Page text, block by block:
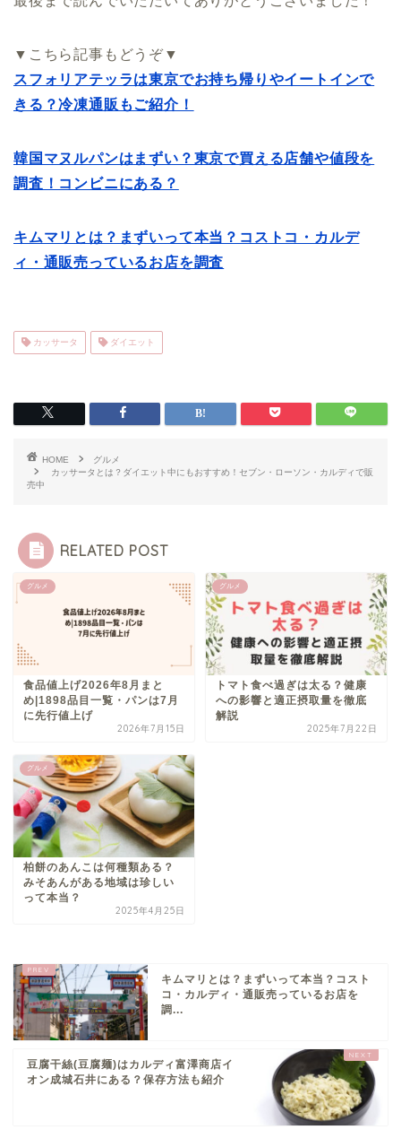
▼こちら記事もどうぞ▼
スフォリアテッラは東京でお持ち帰りやイートインで
きる？冷凍通販もご紹介！
韓国マヌルパンはまずい？東京で買える店舗や値段を
調査！コンビニにある？
キムマリとは？まずいって本当？コストコ・カルデ
ィ・通販売っているお店を調査
カッサータ ダイエット
HOME
グルメ
カッサータとは？ダイエット中にもおすすめ！セブン・ローソン・カルディで販
売中
RELATED POST
グルメ
食品値上げ2026年8月まと
め|1898品目一覧・パンは7月
に先行値上げ
2026年7月15日
グルメ
トマト食べ過ぎは太る？健康
への影響と適正摂取量を徹底
解説
2025年7月22日
グルメ
柏餅のあんこは何種類ある？
みそあんがある地域は珍しい
って本当？
2025年4月25日
キムマリとは？まずいって本当？コスト
コ・カルディ・通販売っているお店を
調...
豆腐干絲(豆腐麺)はカルディ富澤商店イ
オン成城石井にある？保存方法も紹介